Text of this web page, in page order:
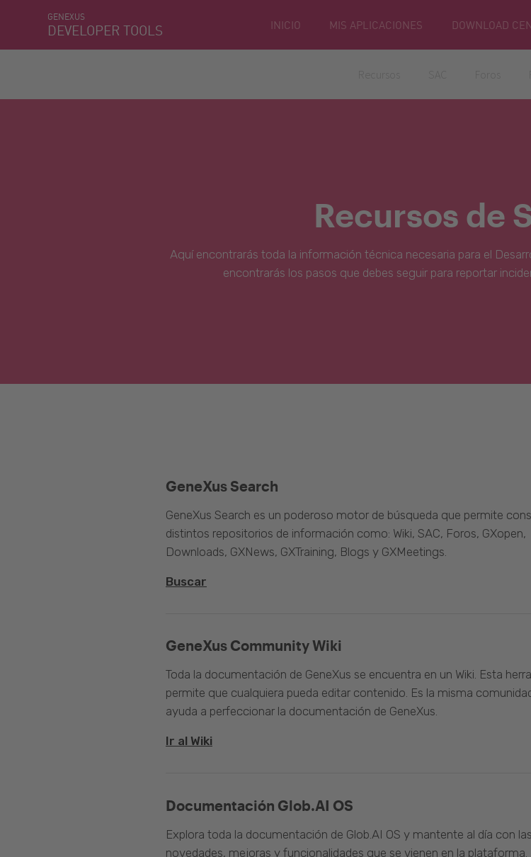
GENEXUS
DEVELOPER TOOLS INICIO MIS APLICACIONES DOWNLOAD
Recursos de
Aquí encontrarás toda la información técnica necesaria para el
encontrarás los pasos que debes seguir para reportar
GeneXus Community Wiki
Toda la documentación de GeneXus se encuentra en un Wiki. Esta
permite que cualquiera pueda editar contenido. Es la misma
ayuda a perfeccionar la documentación de GeneXus.
Ir al Wiki
GeneXus Search
GeneXus Search es un poderoso motor de búsqueda que permite
distintos repositorios de información como: Wiki, SAC, Foros, GXopen,
Downloads, GXNews, GXTraining, Blogs y GXMeetings.
Buscar
Documentación Glob.AI OS
Explora toda la documentación de Glob.AI OS y mantente al día con
novedades, mejoras y funcionalidades que se vienen en la plataforma.